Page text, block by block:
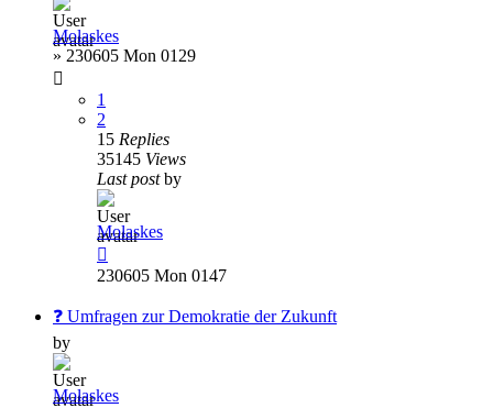
Molaskes
» 230605 Mon 0129
1
2
15 Replies
35145 Views
Last postby
Molaskes
230605 Mon 0147
❓ Umfragen zur Demokratie der Zukunft
by
Molaskes